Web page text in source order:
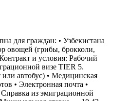
для граждан: • Узбекистана
овощей (грибы, брокколи,
и условия: Рабочий
визе TIER 5.
автобус) • Медицинская
• Электронная почта •
Справка из эмиграционной